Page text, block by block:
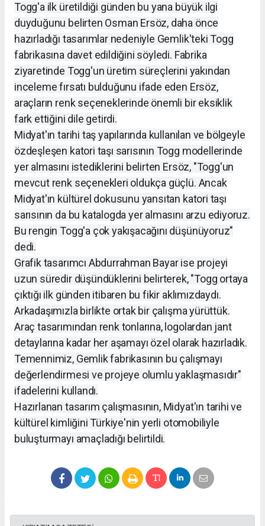
Togg'a ilk üretildiği günden bu yana büyük ilgi
duyduğunu belirten Osman Ersöz, daha önce
hazırladığı tasarımlar nedeniyle Gemlik'teki Togg
fabrikasına davet edildiğini söyledi. Fabrika
ziyaretinde Togg'un üretim süreçlerini yakından
inceleme fırsatı bulduğunu ifade eden Ersöz,
araçların renk seçeneklerinde önemli bir eksiklik
fark ettiğini dile getirdi.
Midyat'ın tarihi taş yapılarında kullanılan ve bölgeyle
özdeşleşen katori taşı sarısının Togg modellerinde
yer almasını istediklerini belirten Ersöz, "Togg'un
mevcut renk seçenekleri oldukça güçlü. Ancak
Midyat'ın kültürel dokusunu yansıtan katori taşı
sarısının da bu katalogda yer almasını arzu ediyoruz.
Bu rengin Togg'a çok yakışacağını düşünüyoruz"
dedi.
Grafik tasarımcı Abdurrahman Bayar ise projeyi
uzun süredir düşündüklerini belirterek, "Togg ortaya
çıktığı ilk günden itibaren bu fikir aklımızdaydı.
Arkadaşımızla birlikte ortak bir çalışma yürüttük.
Araç tasarımından renk tonlarına, logolardan jant
detaylarına kadar her aşamayı özel olarak hazırladık.
Temennimiz, Gemlik fabrikasının bu çalışmayı
değerlendirmesi ve projeye olumlu yaklaşmasıdır"
ifadelerini kullandı.
Hazırlanan tasarım çalışmasının, Midyat'ın tarihi ve
kültürel kimliğini Türkiye'nin yerli otomobiliyle
buluşturmayı amaçladığı belirtildi.